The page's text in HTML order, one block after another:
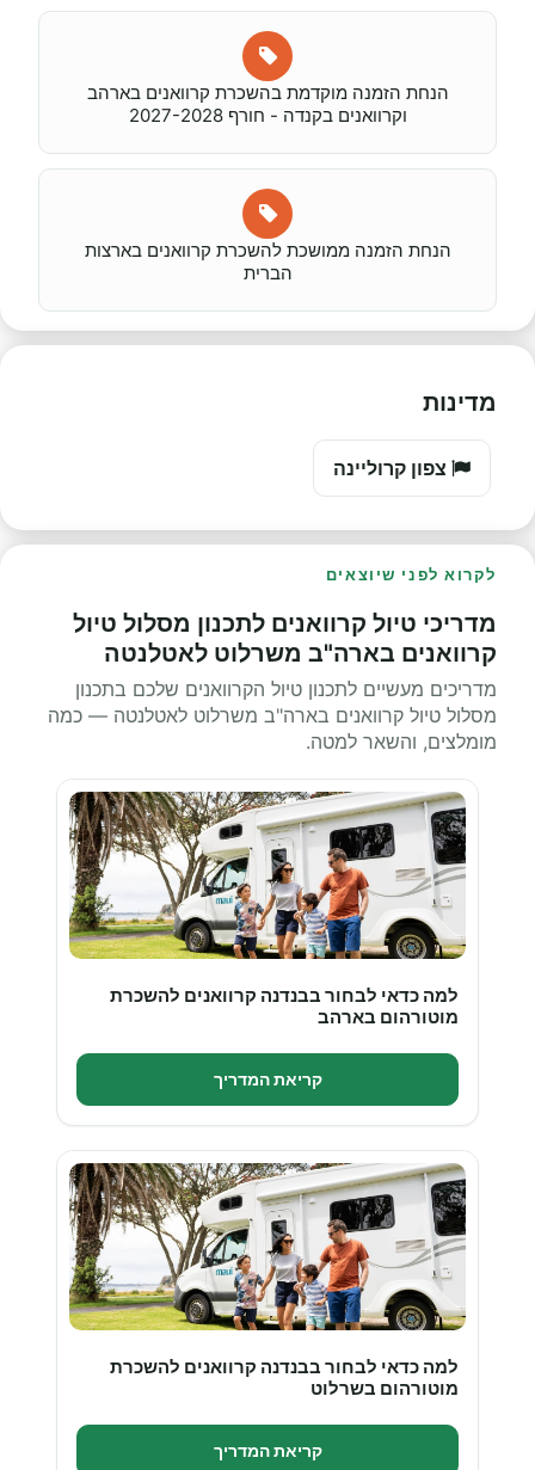
הנחת הזמנה מוקדמת בהשכרת קרוואנים בארהב
וקרוואנים בקנדה - חורף 2027-2028
הנחת הזמנה ממושכת להשכרת קרוואנים בארצות
הברית
מדינות
צפון קרוליינה
לקרוא לפני שיוצאים
מדריכי טיול קרוואנים לתכנון מסלול טיול
קרוואנים בארה"ב משרלוט לאטלנטה
מדריכים מעשיים לתכנון טיול הקרוואנים שלכם בתכנון
מסלול טיול קרוואנים בארה"ב משרלוט לאטלנטה — כמה
מומלצים, והשאר למטה.
למה כדאי לבחור בבנדנה קרוואנים להשכרת
מוטורהום בארהב
קריאת המדריך
למה כדאי לבחור בבנדנה קרוואנים להשכרת
מוטורהום בשרלוט
קריאת המדריך